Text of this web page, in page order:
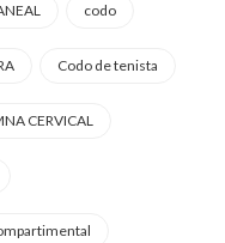
codo
Codo de tenista
CERVICAL